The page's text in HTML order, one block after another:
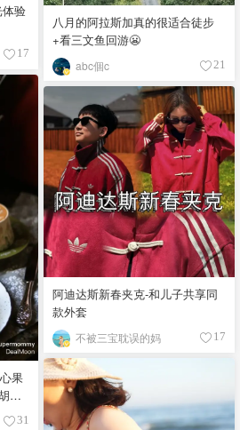
八月的阿拉斯加真的很适合徒步
+看三文鱼回游😬
abc個c 21
验
17
果
椒
31
阿迪达斯新春夹克-和儿子共享同
款外套
不被三宝耽误的妈 17